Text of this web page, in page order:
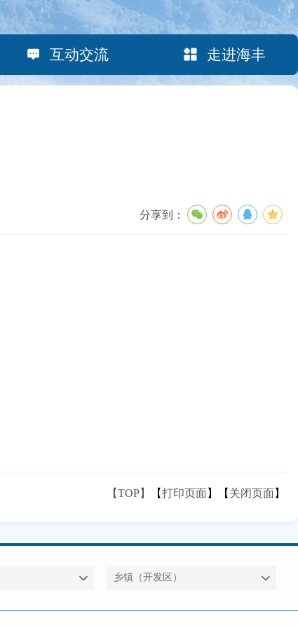
互动交流 走进海丰
分享到：
【TOP】 【打印页面】【 关闭页面】
乡镇（开发区）